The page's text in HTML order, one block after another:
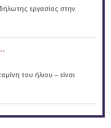
εργασίας στην
του ήλιου – είναι